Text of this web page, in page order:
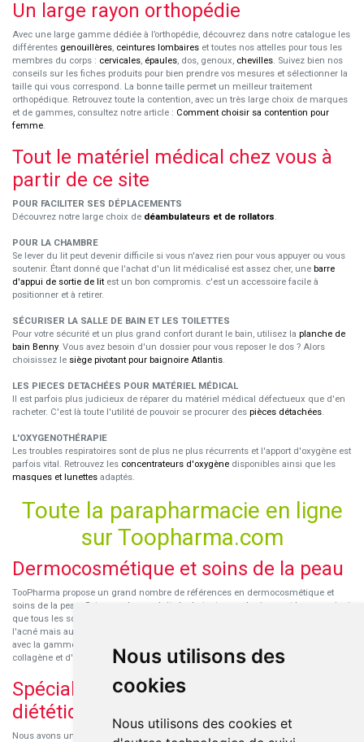
Nous utilisons des
cookies
Nous utilisons des cookies et
Un large rayon orthopédie
Avec une large gamme dédiée à l’orthopédie, découvrez dans notre catalogue les
différentes genouillères, ceintures lombaires et toutes nos attelles pour tous les
membres du corps : cervicales, épaules, dos, genoux, chevilles. Suivez bien nos
conseils sur les fiches produits pour bien prendre vos mesures et sélectionner la
taille qui vous correspond. La bonne taille permet un meilleur traitement
orthopédique. Retrouvez toute la contention, avec un très large choix de marques
et de gammes, consultez notre article : Comment choisir sa contention pour
femme.
Tout le matériel médical chez vous à
partir de ce site
POUR FACILITER SES DÉPLACEMENTS
Découvrez notre large choix de déambulateurs et de rollators.
POUR LA CHAMBRE
Se lever du lit peut devenir difficile si vous n'avez rien pour vous appuyer ou vous
soutenir. Étant donné que l'achat d'un lit médicalisé est assez cher, une barre
d'appui de sortie de lit est un bon compromis. c'est un accessoire facile à
positionner et à retirer.
SÉCURISER LA SALLE DE BAIN ET LES TOILETTES
Pour votre sécurité et un plus grand confort durant le bain, utilisez la planche de
bain Benny. Vous avez besoin d'un dossier pour vous reposer le dos ? Alors
choisissez le siège pivotant pour baignoire Atlantis.
LES PIECES DETACHÉES POUR MATÉRIEL MÉDICAL
Il est parfois plus judicieux de réparer du matériel médical défectueux que d'en
racheter. C'est là toute l'utilité de pouvoir se procurer des pièces détachées.
L'OXYGENOTHÉRAPIE
Les troubles respiratoires sont de plus ne plus récurrents et l'apport d'oxygène est
parfois vital. Retrouvez les concentrateurs d'oxygène disponibles ainsi que les
masques et lunettes adaptés.
Toute la parapharmacie en ligne
sur Toopharma.com
Dermocosmétique et soins de la peau
TooPharma propose un grand nombre de références en dermocosmétique et
soins de la peau. Retrouvez les produits hydratants pour le visage et le corps ainsi
que tous les soins pour peaux sensibles ou à tendance atopique, les soins pour
l'acné mais aussi des démaquillants. Découvrez nos nouvelles références SVR
avec la gamme anti-âge pour les peaux encore jeunes
collagène et d'acide hyaluronique.
Spécialisation en micronutrition et
diététique
Nous avons un engouement particulier pour la micronutrition qui permet souvent